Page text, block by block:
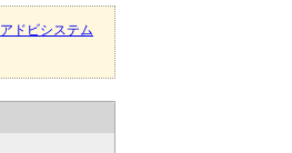
アドビシステム